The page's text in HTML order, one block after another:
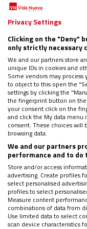
El problema es
“bendición”. De
para los herejes y
esperanza, y que
perezcan en un
todos los que te
exterminados. Y
quiebres,
Bendito seas,
sometes a los
parecida: “Que
esperanza. Que
en un instante y
cortados cuanto
apresúrate a
Privacy Settings
Clicking on the "Deny"
only strictly necessary
We and our partners store
unique IDs in cookies and
Some vendors may
to object to this open the
settings by clicking the
the fingerprint button on
your consent click on the
and click the My data menu
consent. These choices will
browsing data.
We and our partners
performance and to
Store and/or access
advertising. Create profiles
select personalised
profiles to select
Measure content
combinations of data from
Use limited data to select
scan device characteristics